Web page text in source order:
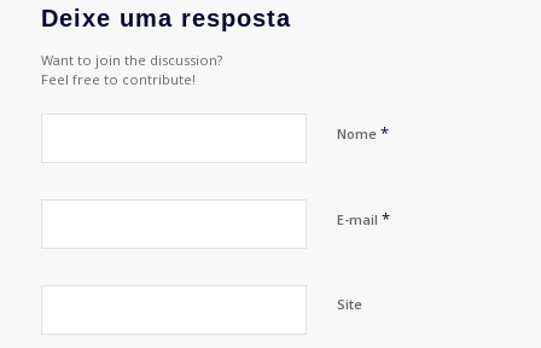
Deixe uma resposta
Want to join the discussion?
Feel free to contribute!
Nome *
E-mail *
Site